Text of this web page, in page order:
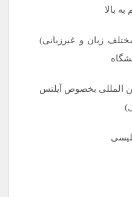
بالا
زبان و غیرزبانی)
المللی بخصوص آیلتس